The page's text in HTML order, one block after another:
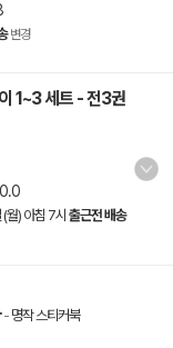
변경
1~3 세트 - 전3권
(월) 아침 7시 출근전 배송
- 명작 스티커북